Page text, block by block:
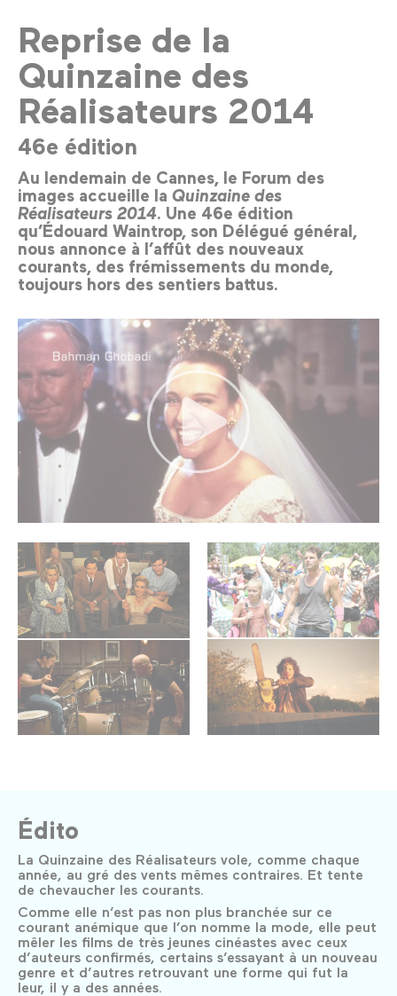
Reprise de la
Quinzaine des
Réalisateurs 2014
46e édition
Au lendemain de Cannes, le Forum des
images accueille la Quinzaine des
Réalisateurs 2014. Une 46e édition
qu’Édouard Waintrop, son Délégué général,
nous annonce à l’affût des nouveaux
courants, des frémissements du monde,
toujours hors des sentiers battus.
Édito
La Quinzaine des Réalisateurs vole, comme chaque
année, au gré des vents mêmes contraires. Et tente
de chevaucher les courants.
Comme elle n’est pas non plus branchée sur ce
courant anémique que l’on nomme la mode, elle peut
mêler les films de très jeunes cinéastes avec ceux
d’auteurs confirmés, certains s’essayant à un nouveau
genre et d’autres retrouvant une forme qui fut la
leur, il y a des années.